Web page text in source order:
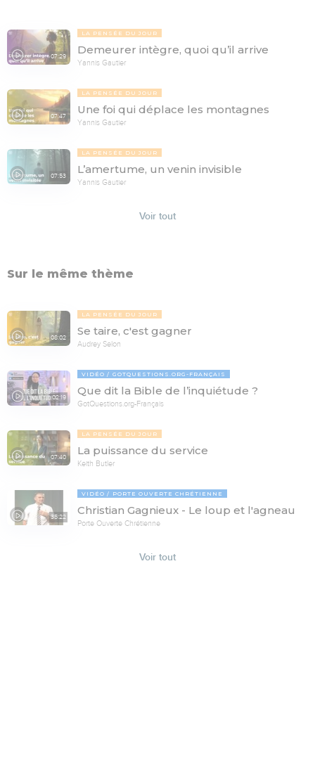
07:29
LA PENSÉE DU JOUR
Demeurer intègre, quoi qu’il arrive
Yannis Gautier
07:47
LA PENSÉE DU JOUR
Une foi qui déplace les montagnes
Yannis Gautier
07:53
LA PENSÉE DU JOUR
L’amertume, un venin invisible
Yannis Gautier
Voir tout
Sur le même thème
08:02
LA PENSÉE DU JOUR
Se taire, c'est gagner
Audrey Selon
02:19
VIDÉO GOTQUESTIONS.ORG-FRANÇAIS
Que dit la Bible de l’inquiétude ?
GotQuestions.org-Français
07:40
LA PENSÉE DU JOUR
La puissance du service
Keith Butler
35:22
VIDÉO PORTE OUVERTE CHRÉTIENNE
Christian Gagnieux - Le loup et l'agneau
Porte Ouverte Chrétienne
Voir tout